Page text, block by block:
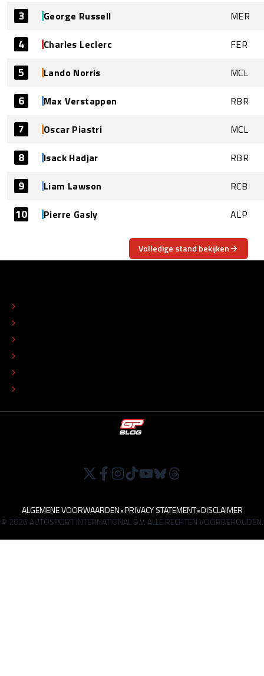
3 George Russell MER
4 Charles Leclerc FER
5 Lando Norris MCL
6 Max Verstappen RBR
7 Oscar Piastri MCL
8 Isack Hadjar RBR
9 Liam Lawson RCB
10 Pierre Gasly ALP
Volledige stand bekijken
ALGEMENE VOORWAARDEN•PRIVACY STATEMENT•DISCLAIMER
© 2026 AUTOSPORT INTERNATIONAL B.V. ALLE RECHTEN VOORBEHOUDEN.